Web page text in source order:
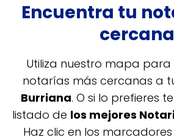
Encuentra tu
cercana
Utiliza nuestro mapa
notarías más cercanas a
Burriana. O si lo prefieres
listado de los mejores
Haz clic en los